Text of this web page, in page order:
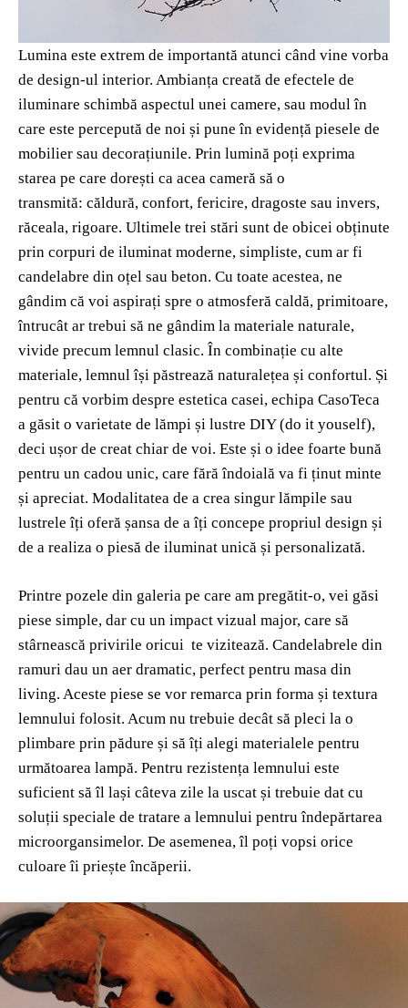
Lumina este extrem de importantă atunci când vine vorba
de design-ul interior. Ambianța creată de efectele de
iluminare schimbă aspectul unei camere, sau modul în
care este percepută de noi și pune în evidență piesele de
mobilier sau decorațiunile. Prin lumină poți exprima
starea pe care dorești ca acea cameră să o
transmită: căldură, confort, fericire, dragoste sau invers,
răceala, rigoare. Ultimele trei stări sunt de obicei obținute
prin corpuri de iluminat moderne, simpliste, cum ar fi
candelabre din oțel sau beton. Cu toate acestea, ne
gândim că voi aspirați spre o atmosferă caldă, primitoare,
întrucât ar trebui să ne gândim la materiale naturale,
vivide precum lemnul clasic. În combinație cu alte
materiale, lemnul își păstrează naturalețea și confortul. Și
pentru că vorbim despre estetica casei, echipa CasoTeca
a găsit o varietate de lămpi și lustre DIY (do it youself),
deci ușor de creat chiar de voi. Este și o idee foarte bună
pentru un cadou unic, care fără îndoială va fi ținut minte
și apreciat. Modalitatea de a crea singur lămpile sau
lustrele îți oferă șansa de a îți concepe propriul design și
de a realiza o piesă de iluminat unică și personalizată.
Printre pozele din galeria pe care am pregătit-o, vei găsi
piese simple, dar cu un impact vizual major, care să
stârnească privirile oricui te vizitează. Candelabrele din
ramuri dau un aer dramatic, perfect pentru masa din
living. Aceste piese se vor remarca prin forma și textura
lemnului folosit. Acum nu trebuie decât să pleci la o
plimbare prin pădure și să îți alegi materialele pentru
următoarea lampă. Pentru rezistența lemnului este
suficient să îl lași câteva zile la uscat și trebuie dat cu
soluții speciale de tratare a lemnului pentru îndepărtarea
microorgansimelor. De asemenea, îl poți vopsi orice
culoare îi priește încăperii.